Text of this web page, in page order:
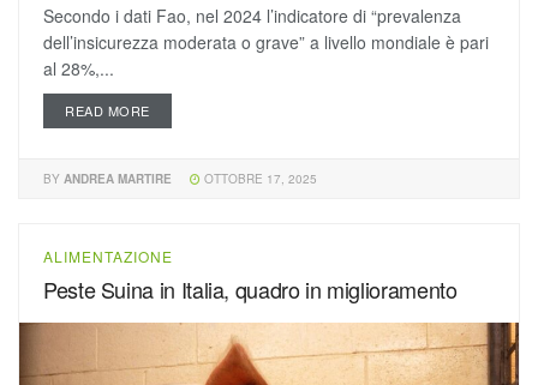
Secondo i dati Fao, nel 2024 l’indicatore di “prevalenza
dell’insicurezza moderata o grave” a livello mondiale è pari
al 28%,...
READ MORE
BY ANDREA MARTIRE OTTOBRE 17, 2025
ALIMENTAZIONE
Peste Suina in Italia, quadro in miglioramento